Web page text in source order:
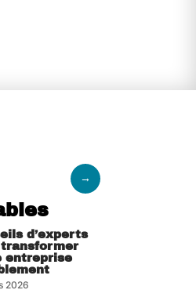
d’experts
transformer
entreprise
2026